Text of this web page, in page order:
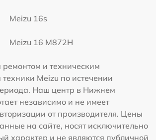
Meizu 16s
Meizu 16 M872H
и техническим
Meizu по истечении
Наш центр в Нижнем
независимо и не имеет
от производителя. Цены
на сайте, носят исключительно
характер и не являются публичной